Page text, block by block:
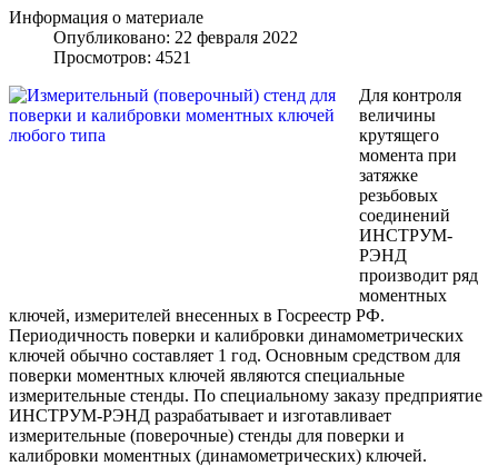
Информация о материале
Опубликовано: 22 февраля 2022
Просмотров: 4521
Для контроля
величины
крутящего
момента при
затяжке
резьбовых
соединений
ИНСТРУМ-
РЭНД
производит ряд
моментных
ключей, измерителей внесенных в Госреестр РФ.
Периодичность поверки и калибровки динамометрических
ключей обычно составляет 1 год. Основным средством для
поверки моментных ключей являются специальные
измерительные стенды. По специальному заказу предприятие
ИНСТРУМ-РЭНД разрабатывает и изготавливает
измерительные (поверочные) стенды для поверки и
калибровки моментных (динамометрических) ключей.